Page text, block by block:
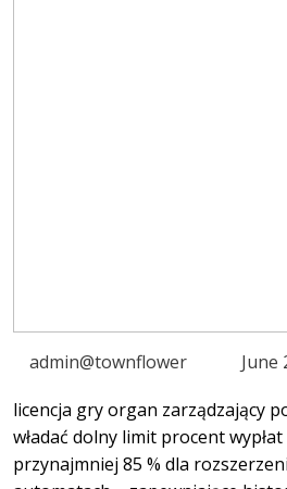
admin@townflower
June
licencja gry organ zarządzający
władać dolny limit procent
przynajmniej 85 % dla